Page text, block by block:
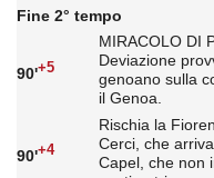
Fine 2° tempo
90'+5
MIRACOLO DI
Deviazione
genoano sulla
il Genoa.
90'+4
Rischia la
Cerci, che
Capel, che non